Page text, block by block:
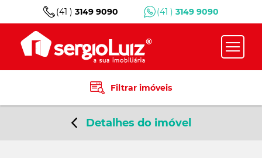
(41 )3149 9090 (41 ) 3149 9090
Filtrar imóveis
Detalhes do imóvel